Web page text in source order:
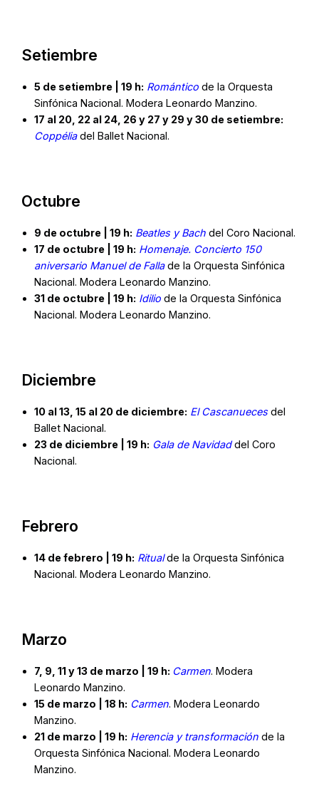
Setiembre
5 de setiembre | 19 h: Romántico de la Orquesta
Sinfónica Nacional. Modera Leonardo Manzino.
17 al 20, 22 al 24, 26 y 27 y 29 y 30 de setiembre:
Coppéliadel Ballet Nacional.
Octubre
9 de octubre | 19 h: Beatles y Bach del Coro Nacional.
17 de octubre | 19 h: Homenaje. Concierto 150
aniversario Manuel de Fallade la Orquesta Sinfónica
Nacional. Modera Leonardo Manzino.
31 de octubre | 19 h: Idilio de la Orquesta Sinfónica
Nacional. Modera Leonardo Manzino.
Diciembre
10 al 13, 15 al 20 de diciembre: El Cascanuecesdel
Ballet Nacional.
23 de diciembre | 19 h: Gala de Navidaddel Coro
Nacional.
Febrero
14 de febrero | 19 h: Ritualde la Orquesta Sinfónica
Nacional. Modera Leonardo Manzino.
Marzo
7, 9, 11 y 13 de marzo | 19 h: Carmen. Modera
Leonardo Manzino.
15 de marzo | 18 h: Carmen. Modera Leonardo
Manzino.
21 de marzo | 19 h: Herencia y transformación de la
Orquesta Sinfónica Nacional. Modera Leonardo
Manzino.